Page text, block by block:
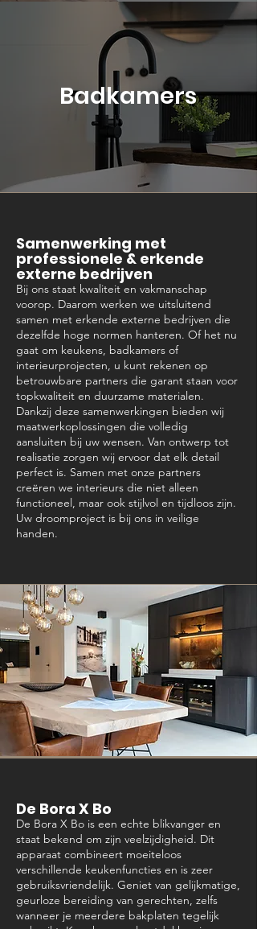
Badkamers
Samenwerking met
professionele & erkende
externe bedrijven
Bij ons staat kwaliteit en vakmanschap
voorop. Daarom werken we uitsluitend
samen met erkende externe bedrijven die
dezelfde hoge normen hanteren. Of het nu
gaat om keukens, badkamers of
interieurprojecten, u kunt rekenen op
betrouwbare partners die garant staan voor
topkwaliteit en duurzame materialen.
Dankzij deze samenwerkingen bieden wij
maatwerkoplossingen die volledig
aansluiten bij uw wensen. Van ontwerp tot
realisatie zorgen wij ervoor dat elk detail
perfect is. Samen met onze partners
creëren we interieurs die niet alleen
functioneel, maar ook stijlvol en tijdloos zijn.
Uw droomproject is bij ons in veilige
handen.
De Bora X Bo
De Bora X Bo is een echte blikvanger en
staat bekend om zijn veelzijdigheid. Dit
apparaat combineert moeiteloos
verschillende keukenfuncties en is zeer
gebruiksvriendelijk. Geniet van gelijkmatige,
geurloze bereiding van gerechten, zelfs
wanneer je meerdere bakplaten tegelijk